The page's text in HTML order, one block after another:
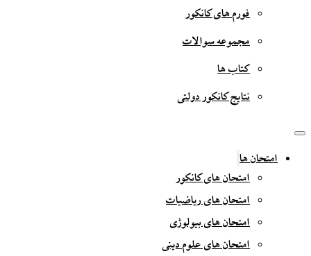
فورم های کانکور
مجموعه سوالات
کتاب ها
نتایج کانکور دولتی
امتحان ها
امتحان های کانکور
امتحان های ریاضیات
امتحان های بیولوژی
امتحان های علوم دینی